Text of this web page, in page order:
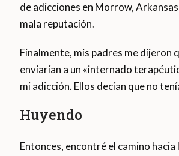
de adicciones en Morrow,
mala reputación.
Finalmente, mis padres me dijeron
enviarían a un «internado
mi adicción. Ellos decían que no
Huyendo
Entonces, encontré el camino hacia